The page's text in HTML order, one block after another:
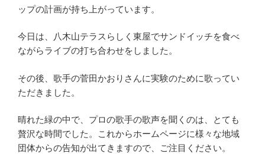
ップの計画が持ち上がっています。
今日は、八木山テラスらしく東屋でサンドイッチを食べ
ながらライブの打ち合わせをしました。
その後、歌手の菅田かおりさんに実験のために歌ってい
ただきました。
晴れた緑の中で、プロの歌手の歌声を聞くのは、とても
贅沢な時間でした。これからホームページに様々な地域
団体からの告知が出てきますので、ご注目ください。